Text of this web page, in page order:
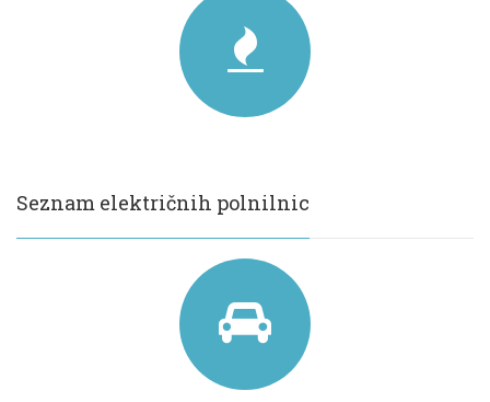
Seznam električnih polnilnic